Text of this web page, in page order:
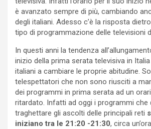
è avanzato sempre di più, cambiando
degli italiani. Adesso c’è la risposta
tipo di programmazione delle televisioni
In questi anni la tendenza
inizio della prima serata televisiva in
italiani a cambiare le proprie abitudine.
telespettatori che non sono riusciti a
dei programmi in prima serata ad un
ritardato. Infatti ad oggi i programmi che
traghettare gli ascolti delle principali reti
iniziano tra le 21:20 -21:30, circa